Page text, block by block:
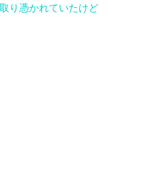
り憑かれていたけど